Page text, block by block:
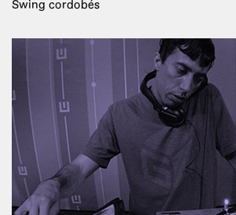
Swing cordobés